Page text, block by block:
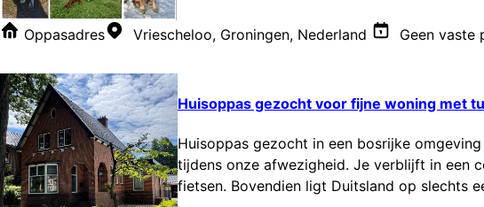
Oppasadres Vriescheloo, Groningen, Nederland Geen vaste
Huisoppas gezocht voor fijne woning met
Huisoppas gezocht in een bosrijke
tijdens onze afwezigheid. Je verblijft in een
fietsen. Bovendien ligt Duitsland op slechts